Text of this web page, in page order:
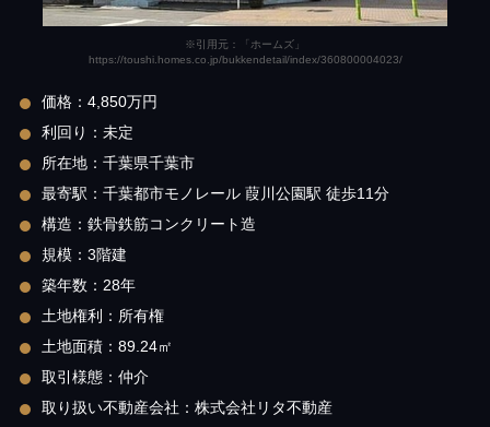
※引用元：「ホームズ」
https://toushi.homes.co.jp/bukkendetail/index/360800004023/
価格：4,850万円
利回り：未定
所在地：千葉県千葉市
最寄駅：千葉都市モノレール 葭川公園駅 徒歩11分
構造：鉄骨鉄筋コンクリート造
規模：3階建
築年数：28年
土地権利：所有権
土地面積：89.24㎡
取引様態：仲介
取り扱い不動産会社：株式会社リタ不動産